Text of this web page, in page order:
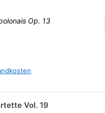
Op. 13
Vol. 19